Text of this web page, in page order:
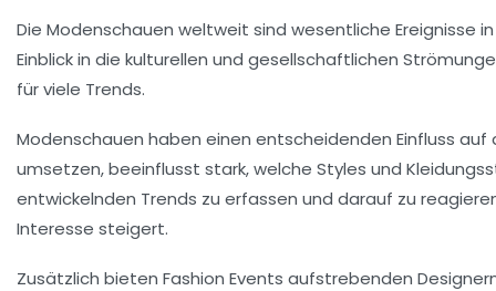
Die Modenschauen weltweit sind wesentliche Ereignisse
Einblick in die kulturellen und gesellschaftlichen
für viele Trends.
Modenschauen haben einen entscheidenden Einfluss auf
umsetzen, beeinflusst stark, welche Styles und
entwickelnden Trends zu erfassen und darauf zu
Interesse steigert.
Zusätzlich bieten Fashion Events aufstrebenden